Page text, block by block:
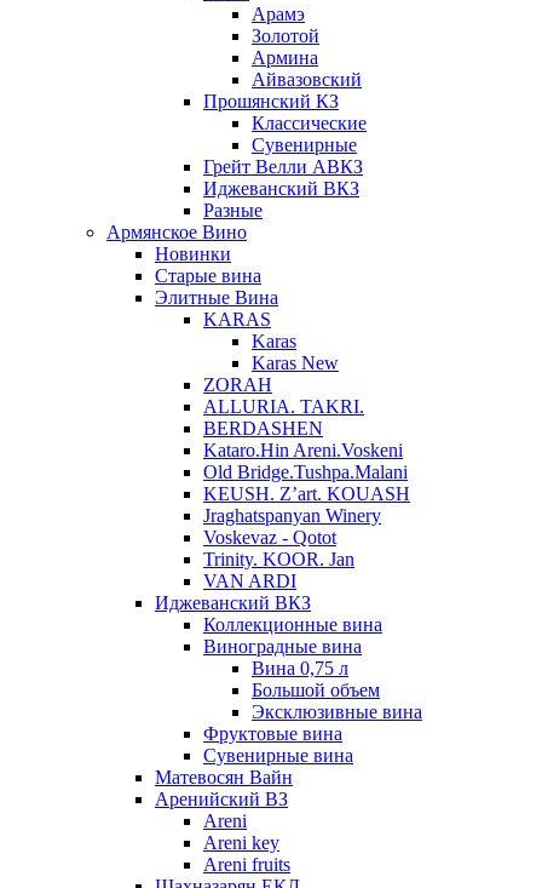
Арамэ
Золотой
Армина
Айвазовский
Прошянский КЗ
Классические
Сувенирные
Грейт Велли АВКЗ
Иджеванский ВКЗ
Разные
Армянское Вино
Новинки
Старые вина
Элитные Вина
KARAS
Karas
Karas New
ZORAH
ALLURIA. TAKRI.
BERDASHEN
Kataro.Hin Areni.Voskeni
Old Bridge.Tushpa.Malani
KEUSH. Z’art. KOUASH
Jraghatspanyan Winery
Voskevaz - Qotot
Trinity. KOOR. Jan
VAN ARDI
Иджеванский ВКЗ
Коллекционные вина
Виноградные вина
Вина 0,75 л
Большой объем
Эксклюзивные вина
Фруктовые вина
Cувенирные вина
Матевосян Вайн
Аренийский ВЗ
Areni
Areni key
Areni fruits